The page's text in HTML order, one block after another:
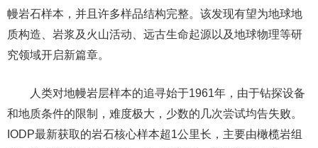
幔岩石样本，并且许多样品结构完整。该发现有望为地球地
质构造、岩浆及火山活动、远古生命起源以及地球物理等研
究领域开启新篇章。
人类对地幔岩层样本的追寻始于1961年，由于钻探设备
和地质条件的限制，难度极大，少数的几次尝试均告失败。
IODP最新获取的岩石核心样本超1公里长，主要由橄榄岩组